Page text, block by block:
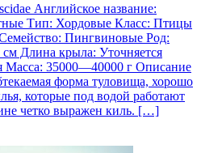
Английское название:
Тип: Хордовые Класс: Птицы
Пингвиновые Род:
Длина крыла: Уточняется
Масса: 35000—40000 г Описание
форма туловища, хорошо
которые под водой работают
четко выражен киль. […]